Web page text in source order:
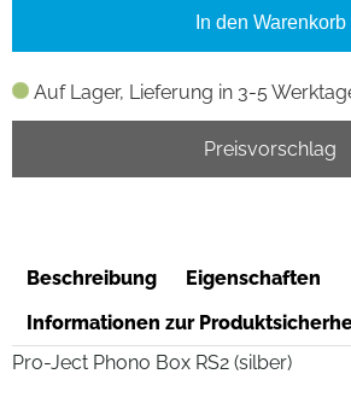
Auf Lager, Lieferung in 3-5
In den Warenkorb
Preisvorschlag
Beschreibung
Eigenschaften
Informationen zur
Pro-Ject Phono Box RS2 (silber)